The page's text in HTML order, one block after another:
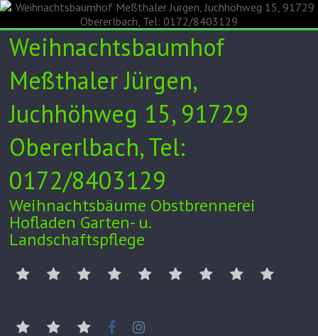
Skip
content
Weihnachtsbaumhof
Meßthaler Jürgen,
Juchhöhweg 15, 91729
Obererlbach, Tel:
0172/8403129
Weihnachtsbäume Obstbrennerei
Hofladen Garten- u.
Landschaftspflege
Hof
24h
und
Landschaftspflege